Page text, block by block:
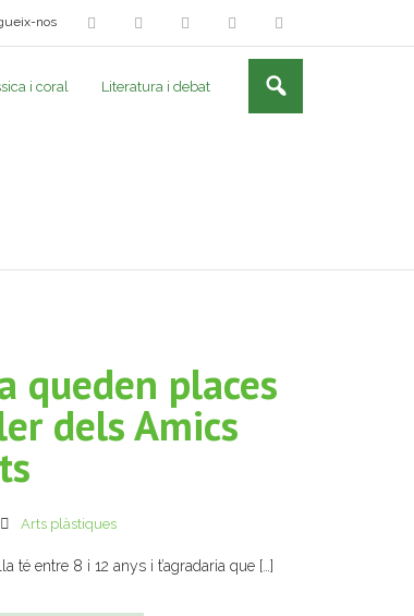
nos
i coral Literatura i debat
queden places
dels Amics
Arts plàstiques
té entre 8 i 12 anys i t’agradaria que […]